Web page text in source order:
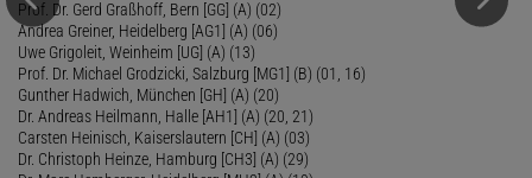
Prof. Dr. Gerd Graßhoff, Bern [GG] (A) (02)
Andrea Greiner, Heidelberg [AG1] (A) (06)
Uwe Grigoleit, Weinheim [UG] (A) (13)
Prof. Dr. Michael Grodzicki, Salzburg [MG1] (B) (01, 16)
Gunther Hadwich, München [GH] (A) (20)
Dr. Andreas Heilmann, Halle [AH1] (A) (20, 21)
Carsten Heinisch, Kaiserslautern [CH] (A) (03)
Dr. Christoph Heinze, Hamburg [CH3] (A) (29)